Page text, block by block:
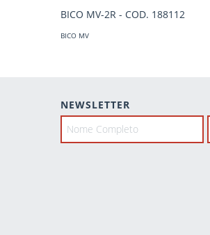
BICO MV-2R - COD. 188112
BICO MV
NEWSLETTER